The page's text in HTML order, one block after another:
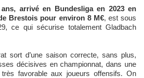
arrivé en Bundesliga en 2023 en
Brestois pour environ 8 M€, est sous
ce qui sécurise totalement Gladbach
sort d’une saison correcte, sans plus,
décisives en championnat, dans une
très favorable aux joueurs offensifs. On